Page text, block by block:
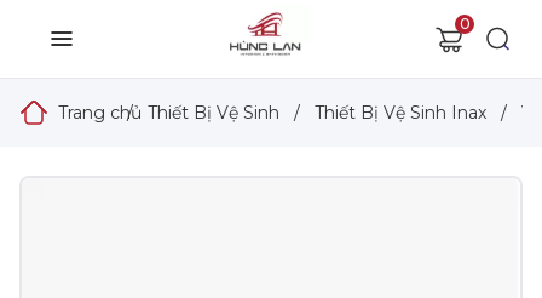
0
Trang chủ
/ Thiết Bị Vệ Sinh / Thiết Bị Vệ Sinh Inax /